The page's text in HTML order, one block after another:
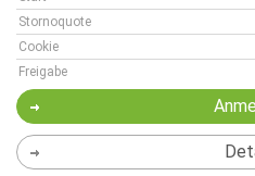
Stornoquote
Cookie
Freigabe